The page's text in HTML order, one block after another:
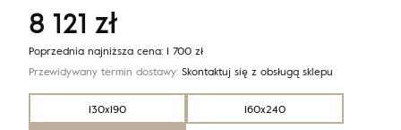
130x190
160x240
8 121 zł
Poprzednia najniższa cena: 1 700 zł
Przewidywany termin dostawy: Skontaktuj się z obsługą sklepu